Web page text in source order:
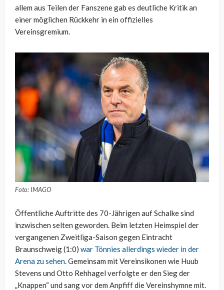
allem aus Teilen der Fanszene gab es deutliche Kritik an
einer möglichen Rückkehr in ein offizielles
Vereinsgremium.
Foto: IMAGO
Öffentliche Auftritte des 70-Jährigen auf Schalke sind
inzwischen selten geworden. Beim letzten Heimspiel der
vergangenen Zweitliga-Saison gegen Eintracht
Braunschweig (1:0) war Tönnies allerdings wieder in der
Arena zu sehen . Gemeinsam mit Vereinsikonen wie Huub
Stevens und Otto Rehhagel verfolgte er den Sieg der
„Knappen“ und sang vor dem Anpfiff die Vereinshymne mit.